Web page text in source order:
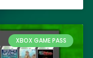
XBOX GAME PASS